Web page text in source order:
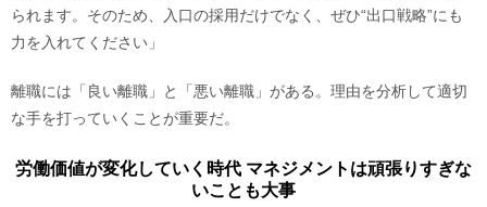
られます。そのため、入口の採用だけでなく、ぜひ“出口戦略”にも
力を入れてください」
離職には「良い離職」と「悪い離職」がある。理由を分析して適切
な手を打っていくことが重要だ。
労働価値が変化していく時代 マネジメントは頑張りすぎな
いことも大事